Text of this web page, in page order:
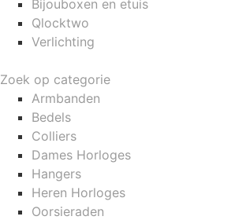
Bijouboxen en etuis
Qlocktwo
Verlichting
Zoek op categorie
Armbanden
Bedels
Colliers
Dames Horloges
Hangers
Heren Horloges
Oorsieraden